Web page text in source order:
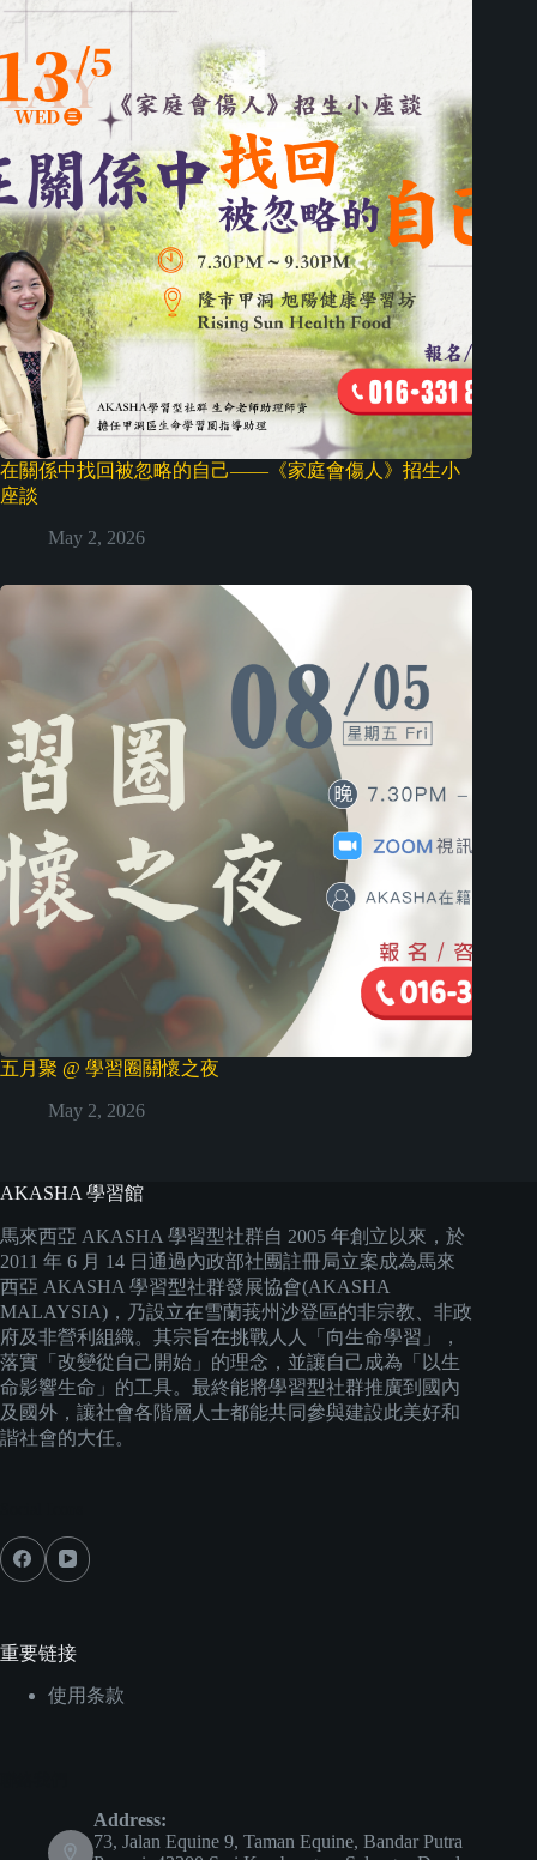
在關係中找回被忽略的自己——《家庭會傷人》招生小
座談
May 2, 2026
五月聚 @ 學習圈關懷之夜
May 2, 2026
AKASHA 學習館
馬來西亞 AKASHA 學習型社群自 2005 年創立以來，於
2011 年 6 月 14 日通過內政部社團註冊局立案成為馬來
西亞 AKASHA 學習型社群發展協會(AKASHA
MALAYSIA)，乃設立在雪蘭莪州沙登區的非宗教、非政
府及非營利組織。其宗旨在挑戰人人「向生命學習」，
落實「改變從自己開始」的理念，並讓自己成為「以生
命影響生命」的工具。最終能將學習型社群推廣到國內
及國外，讓社會各階層人士都能共同參與建設此美好和
諧社會的大任。
重要链接
使用条款
Address:
73, Jalan Equine 9, Taman Equine, Bandar Putra